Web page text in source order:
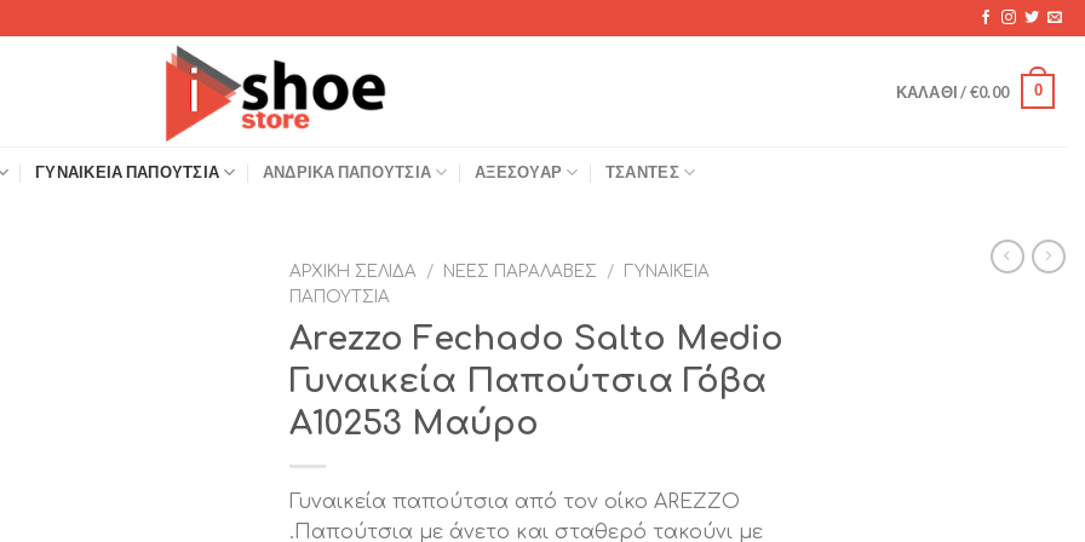
ΚΑΛΆΘΙ /€0.00 0
ΓΥΝΑΙΚΕΊΑ ΠΑΠΟΎΤΣΙΑ ΑΝΔΡΙΚΆ ΠΑΠΟΎΤΣΙΑ ΑΞΕΣΟΥΆΡ ΤΣΆΝΤΕΣ
ΑΡΧΙΚΉ ΣΕΛΊΔΑ / ΝΈΕΣ ΠΑΡΑΛΑΒΈΣ /
ΓΥΝΑΙΚΕΊΑ
ΠΑΠΟΎΤΣΙΑ
Arezzo Fechado Salto Medio
Γυναικεία Παπούτσια Γόβα
A10253 Μαύρο
Γυναικεία παπούτσια από τον οίκο AREZZO
.Παπούτσια με άνετο και σταθερό τακούνι με